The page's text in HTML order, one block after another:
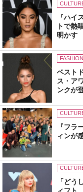
『ハイ
トで熱
明かす
FASHION
ベスト
ス・ア
ンクが
『フ
ィンが
「どう